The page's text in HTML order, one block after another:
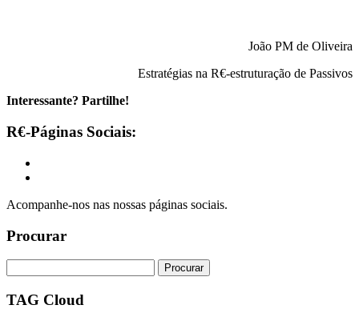
João PM de Oliveira
Estratégias na R€-estruturação de Passivos
Interessante? Partilhe!
R€-Páginas Sociais:
Acompanhe-nos nas nossas páginas sociais.
Procurar
TAG Cloud